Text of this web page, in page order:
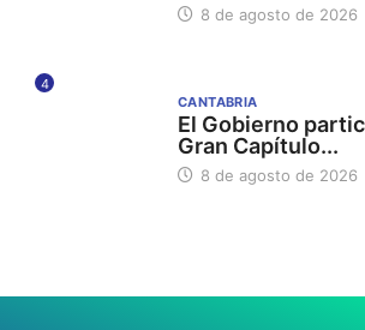
8 de agosto de 2026
4
CANTABRIA
El Gobierno
Gran Capítulo...
8 de agosto de 2026